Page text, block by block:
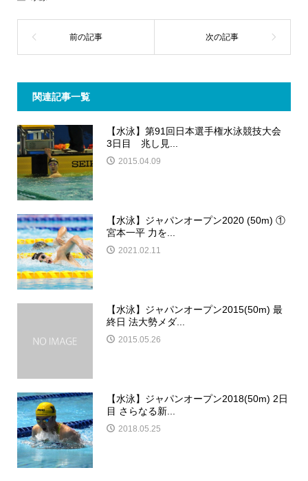
関連記事一覧
【水泳】第91回日本選手権水泳競技大会
3日目 兆し見...
2015.04.09
【水泳】ジャパンオープン2020 (50m) ①
宮本一平 力を...
2021.02.11
【水泳】ジャパンオープン2015(50m) 最
終日 法大勢メダ...
2015.05.26
【水泳】ジャパンオープン2018(50m) 2日
目 さらなる新...
2018.05.25